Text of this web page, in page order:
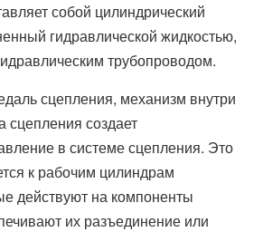
собой цилиндрический
гидравлической жидкостью,
трубопроводом.
сцепления, механизм внутри
сцепления создает
в системе сцепления. Это
к рабочим цилиндрам
действуют на компоненты
их разъединение или